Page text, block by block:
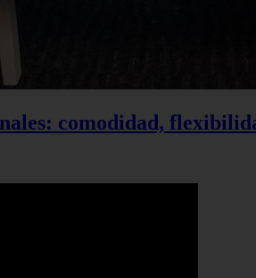
comodidad,